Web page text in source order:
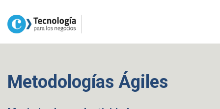
Metodologías Ágiles